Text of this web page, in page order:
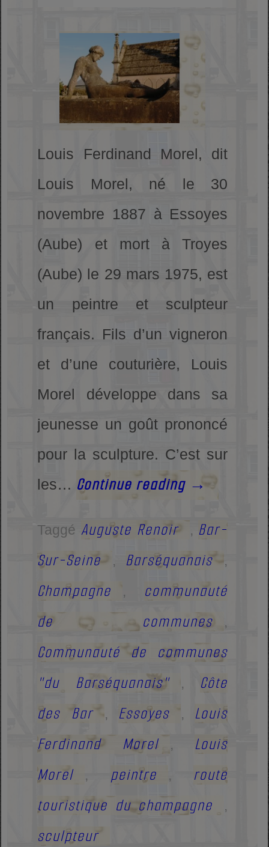
Louis Ferdinand Morel, dit
Louis Morel, né le 30
novembre 1887 à Essoyes
(Aube) et mort à Troyes
(Aube) le 29 mars 1975, est
un peintre et sculpteur
français. Fils d’un vigneron
et d’une couturière, Louis
Morel développe dans sa
jeunesse un goût prononcé
pour la sculpture. C’est sur
les… Continue reading →
Taggé Auguste Renoir , Bar-
Sur-Seine
, Barséquanais ,
Champagne , communauté
de communes
,
Communauté de communes
"du Barséquanais"
, Côte
des Bar
, Essoyes , Louis
Ferdinand Morel
, Louis
Morel
, peintre , route
touristique du champagne
,
sculpteur